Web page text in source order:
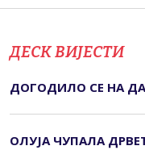
ДЕСК ВИЈЕСТИ
ДОГОДИЛО СЕ НА
ОЛУЈА ЧУПАЛА